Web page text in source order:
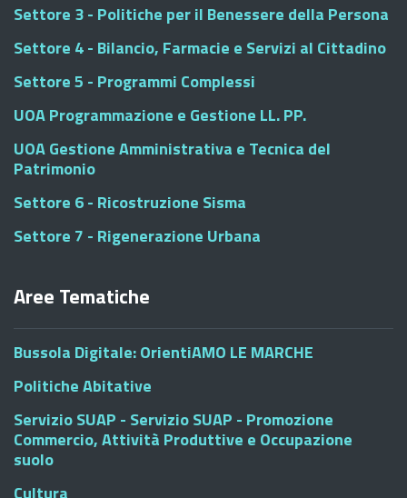
Settore 3 - Politiche per il Benessere della Persona
Settore 4 - Bilancio, Farmacie e Servizi al Cittadino
Settore 5 - Programmi Complessi
UOA Programmazione e Gestione LL. PP.
UOA Gestione Amministrativa e Tecnica del
Patrimonio
Settore 6 - Ricostruzione Sisma
Settore 7 - Rigenerazione Urbana
Aree Tematiche
Bussola Digitale: OrientiAMO LE MARCHE
Politiche Abitative
Servizio SUAP - Servizio SUAP - Promozione
Commercio, Attività Produttive e Occupazione
suolo
Cultura